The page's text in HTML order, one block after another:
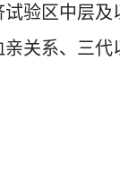
试验区中层
关系、三